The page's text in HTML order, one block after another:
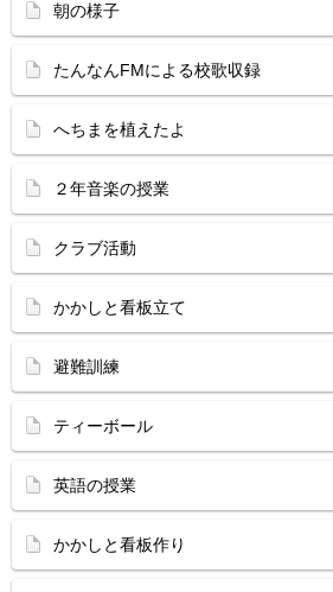
朝の様子
たんなんFMによる校歌収録
へちまを植えたよ
２年音楽の授業
クラブ活動
かかしと看板立て
避難訓練
ティーボール
英語の授業
かかしと看板作り